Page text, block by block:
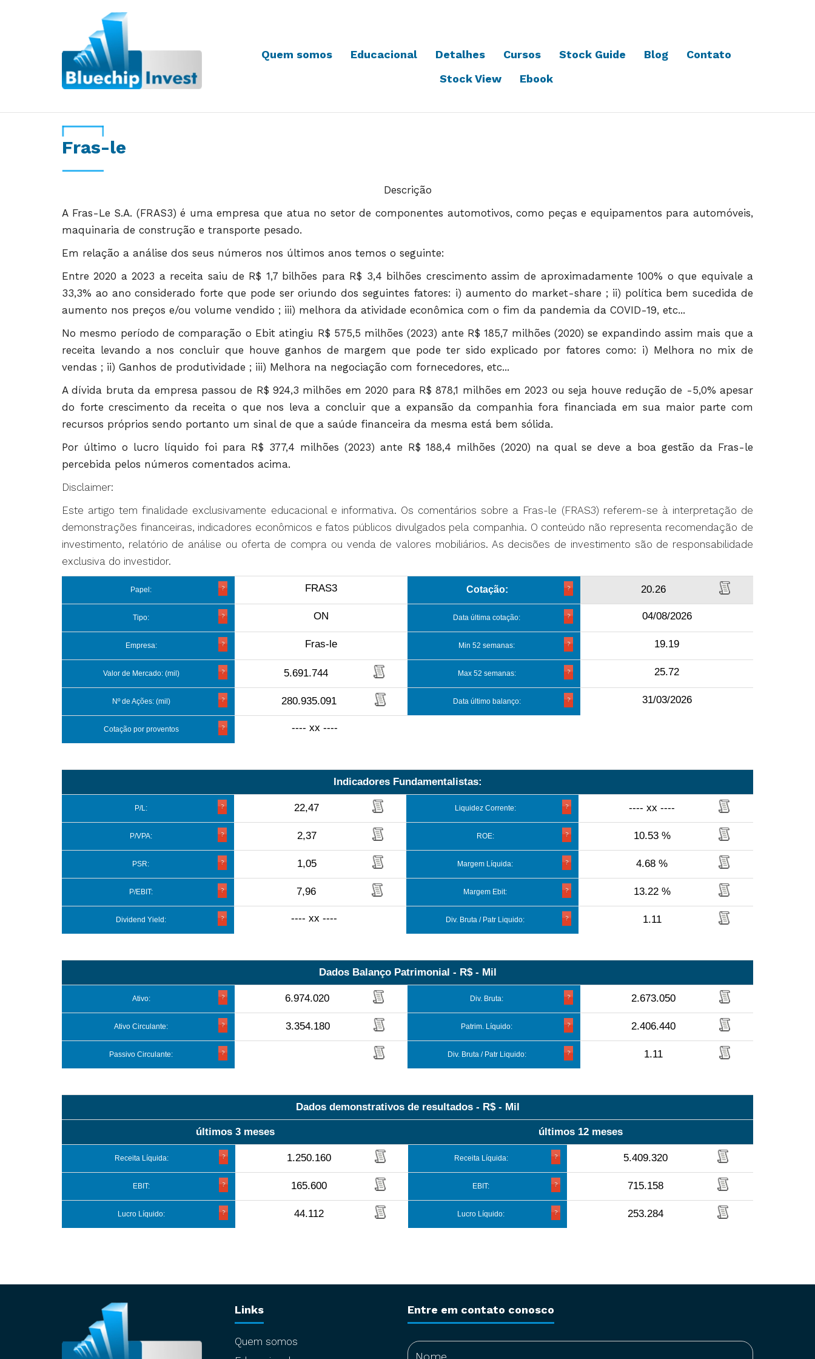
Quem somos Educacional Detalhes Cursos Stock Guide Blog
Contato
Stock View
Ebook
Fras-le
Descrição
A Fras-Le S.A. (FRAS3) é uma empresa que atua no setor de componentes automotivos, como peças e equipamentos para automóveis,
maquinaria de construção e transporte pesado.
Em relação a análise dos seus números nos últimos anos temos o seguinte:
Entre 2020 a 2023 a receita saiu de R$ 1,7 bilhões para R$ 3,4 bilhões crescimento assim de aproximadamente 100% o que equivale a
33,3% ao ano considerado forte que pode ser oriundo dos seguintes fatores: i) aumento do market-share ; ii) política bem sucedida de
aumento nos preços e/ou volume vendido ; iii) melhora da atividade econômica com o fim da pandemia da COVID-19, etc...
No mesmo período de comparação o Ebit atingiu R$ 575,5 milhões (2023) ante R$ 185,7 milhões (2020) se expandindo assim mais que a
receita levando a nos concluir que houve ganhos de margem que pode ter sido explicado por fatores como: i) Melhora no mix de
vendas ; ii) Ganhos de produtividade ; iii) Melhora na negociação com fornecedores, etc...
A dívida bruta da empresa passou de R$ 924,3 milhões em 2020 para R$ 878,1 milhões em 2023 ou seja houve redução de -5,0% apesar
do forte crescimento da receita o que nos leva a concluir que a expansão da companhia fora financiada em sua maior parte com
recursos próprios sendo portanto um sinal de que a saúde financeira da mesma está bem sólida.
Por último o lucro líquido foi para R$ 377,4 milhões (2023) ante R$ 188,4 milhões (2020) na qual se deve a boa gestão da Fras-le
percebida pelos números comentados acima.
Disclaimer:
Este artigo tem finalidade exclusivamente educacional e informativa. Os comentários sobre a Fras-le (FRAS3) referem-se à interpretação de
demonstrações financeiras, indicadores econômicos e fatos públicos divulgados pela companhia. O conteúdo não representa recomendação de
investimento, relatório de análise ou oferta de compra ou venda de valores mobiliários. As decisões de investimento são de responsabilidade
exclusiva do investidor.
Papel: FRAS3 Cotação: 20.26
Tipo: ON Data última cotação: 04/08/2026
Empresa: Fras-le Min 52 semanas: 19.19
Valor de Mercado: (mil) 5.691.744 Max 52 semanas: 25.72
Nº de Ações: (mil) 280.935.091 Data último balanço: 31/03/2026
Cotação por proventos ---- xx ----
Indicadores Fundamentalistas:
P/L: 22,47 Liquidez Corrente: ---- xx ----
P/VPA: 2,37 ROE: 10.53 %
PSR: 1,05 Margem Líquida: 4.68 %
P/EBIT: 7,96 Margem Ebit: 13.22 %
Dividend Yield: ---- xx ---- Div. Bruta / Patr Liquido: 1.11
Dados Balanço Patrimonial - R$ - Mil
Ativo: 6.974.020 Div. Bruta: 2.673.050
Ativo Circulante: 3.354.180 Patrim. Líquido: 2.406.440
Passivo Circulante: Div. Bruta / Patr Liquido: 1.11
Dados demonstrativos de resultados - R$ - Mil
últimos 3 meses últimos 12 meses
Receita Líquida: 1.250.160 Receita Líquida: 5.409.320
EBIT: 165.600 EBIT: 715.158
Lucro Líquido: 44.112 Lucro Líquido: 253.284
Links
Quem somos
Entre em contato conosco